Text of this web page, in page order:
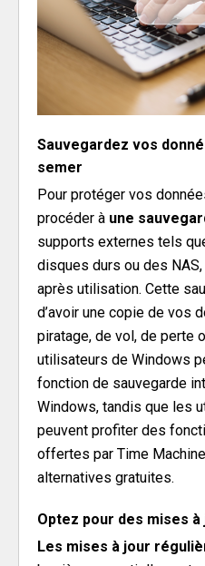
Sauvegardez vos
semer
Pour protéger vos
procéder à une
supports externes tels
disques durs ou des
après utilisation. Cette
d’avoir une copie de vos
piratage, de vol, de perte
utilisateurs de Windows
fonction de sauvegarde
Windows, tandis que les
peuvent profiter des
offertes par Time
alternatives gratuites.
Optez pour des mises
Les mises à jour